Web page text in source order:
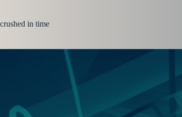
crushed in time